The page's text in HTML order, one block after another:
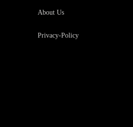
About Us
Privacy-Policy